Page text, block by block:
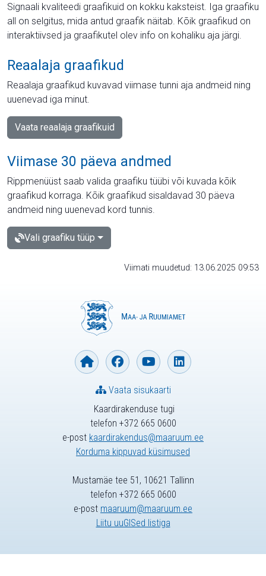
Signaali kvaliteedi graafikuid on kokku kaksteist. Iga graafiku
all on selgitus, mida antud graafik näitab. Kõik graafikud on
interaktiivsed ja graafikutel olev info on kohaliku aja järgi.
Reaalaja graafikud
Reaalaja graafikud kuvavad viimase tunni aja andmeid ning
uuenevad iga minut.
Vaata reaalaja graafikuid
Viimase 30 päeva andmed
Rippmenüüst saab valida graafiku tüübi või kuvada kõik
graafikud korraga. Kõik graafikud sisaldavad 30 päeva
andmeid ning uuenevad kord tunnis.
Vali graafiku tüüp
Viimati muudetud: 13.06.2025 09:53
Kaardirakenduse tugi
telefon +372 665 0600
e-post kaardirakendus@maaruum.ee
Korduma kippuvad küsimused
Vaata sisukaarti
Mustamäe tee 51, 10621 Tallinn
telefon +372 665 0600
e-post maaruum@maaruum.ee
Liitu uuGISed listiga